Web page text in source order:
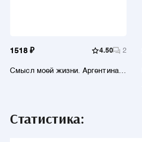
1518 ₽ 4.50 2
Смысл моей жизни. Аргентина,
Статистика: